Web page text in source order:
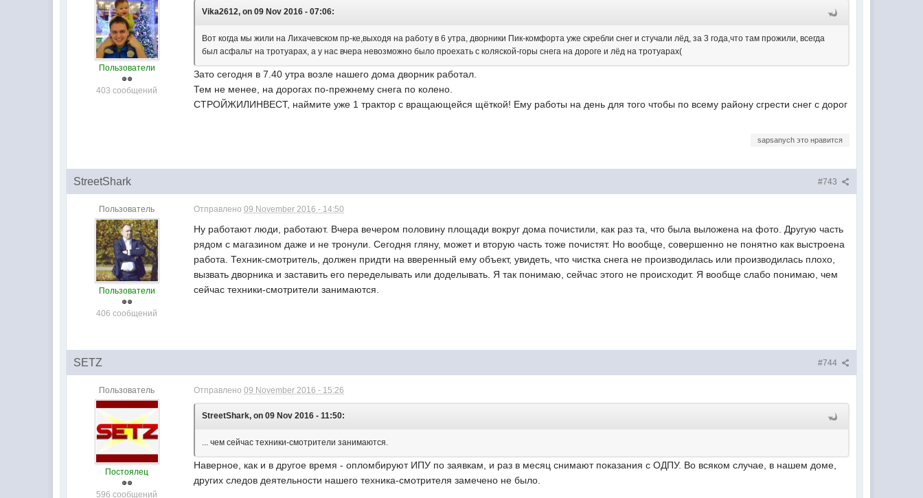
Пользователи
403 сообщений
Vika2612, on 09 Nov 2016 - 07:06:
Вот когда мы жили на Лихачевском пр-ке,выходя на работу в 6 утра, дворники Пик-комфорта уже скребли снег и стучали лёд, за 3 года,что там прожили, всегда
был асфальт на тротуарах, а у нас вчера невозможно было проехать с коляской-горы снега на дороге и лёд на тротуарах(
Зато сегодня в 7.40 утра возле нашего дома дворник работал.
Тем не менее, на дорогах по-прежнему снега по колено.
СТРОЙЖИЛИНВЕСТ, наймите уже 1 трактор с вращающейся щёткой! Ему работы на день для того чтобы по всему району сгрести снег с дорог
sapsanych это нравится
#743
StreetShark
Пользователь
Пользователи
406 сообщений
Отправлено09 November 2016 - 14:50
Ну работают люди, работают. Вчера вечером половину площади вокруг дома почистили, как раз та, что была выложена на фото. Другую часть
рядом с магазином даже и не тронули. Сегодня гляну, может и вторую часть тоже почистят. Но вообще, совершенно не понятно как выстроена
работа. Техник-смотритель, должен придти на вверенный ему объект, увидеть, что чистка снега не производилась или производилась плохо,
вызвать дворника и заставить его переделывать или доделывать. Я так понимаю, сейчас этого не происходит. Я вообще слабо понимаю, чем
сейчас техники-смотрители занимаются.
#744
SETZ
Пользователь
Постоялец
596 сообщений
Отправлено09 November 2016 - 15:26
StreetShark, on 09 Nov 2016 - 11:50:
... чем сейчас техники-смотрители занимаются.
Наверное, как и в другое время - опломбируют ИПУ по заявкам, и раз в месяц снимают показания с ОДПУ. Во всяком случае, в нашем доме,
других следов деятельности нашего техника-смотрителя замечено не было.